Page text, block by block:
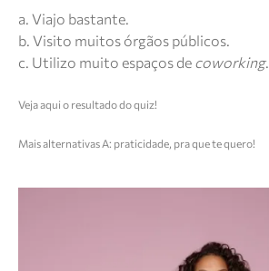
a. Viajo bastante.
b. Visito muitos órgãos públicos.
c. Utilizo muito espaços de coworking.
Veja aqui o resultado do quiz!
Mais alternativas A: praticidade, pra que te quero!